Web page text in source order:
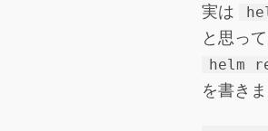
実は
と思っ
helm
を書き